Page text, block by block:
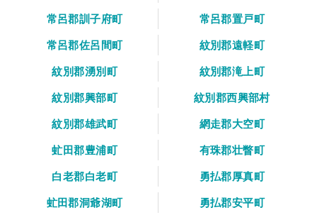
常呂郡訓子府町
常呂郡置戸町
常呂郡佐呂間町
紋別郡遠軽町
紋別郡湧別町
紋別郡滝上町
紋別郡興部町
紋別郡西興部村
紋別郡雄武町
網走郡大空町
虻田郡豊浦町
有珠郡壮瞥町
白老郡白老町
勇払郡厚真町
虻田郡洞爺湖町
勇払郡安平町